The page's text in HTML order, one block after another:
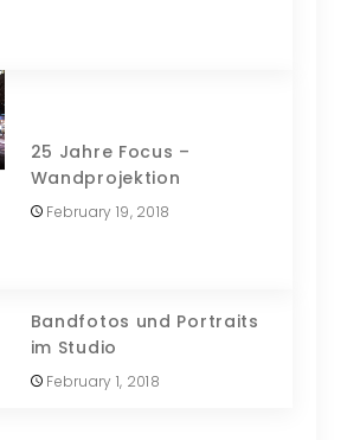
25 Jahre Focus –
Wandprojektion
February 19, 2018
Bandfotos und Portraits
im Studio
February 1, 2018